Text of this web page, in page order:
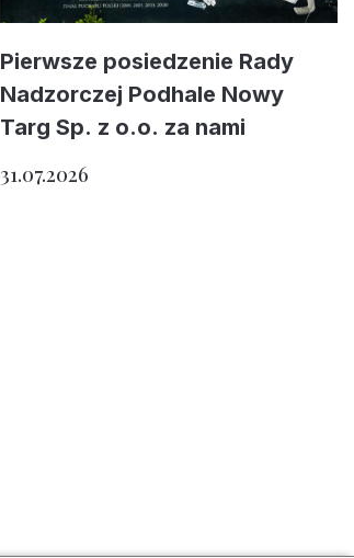
Pierwsze posiedzenie Rady
Nadzorczej Podhale Nowy
Targ Sp. z o.o. za nami
31.07.2026